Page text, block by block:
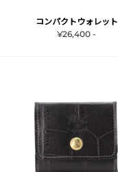
コンパクトウォレット
¥26,400 -